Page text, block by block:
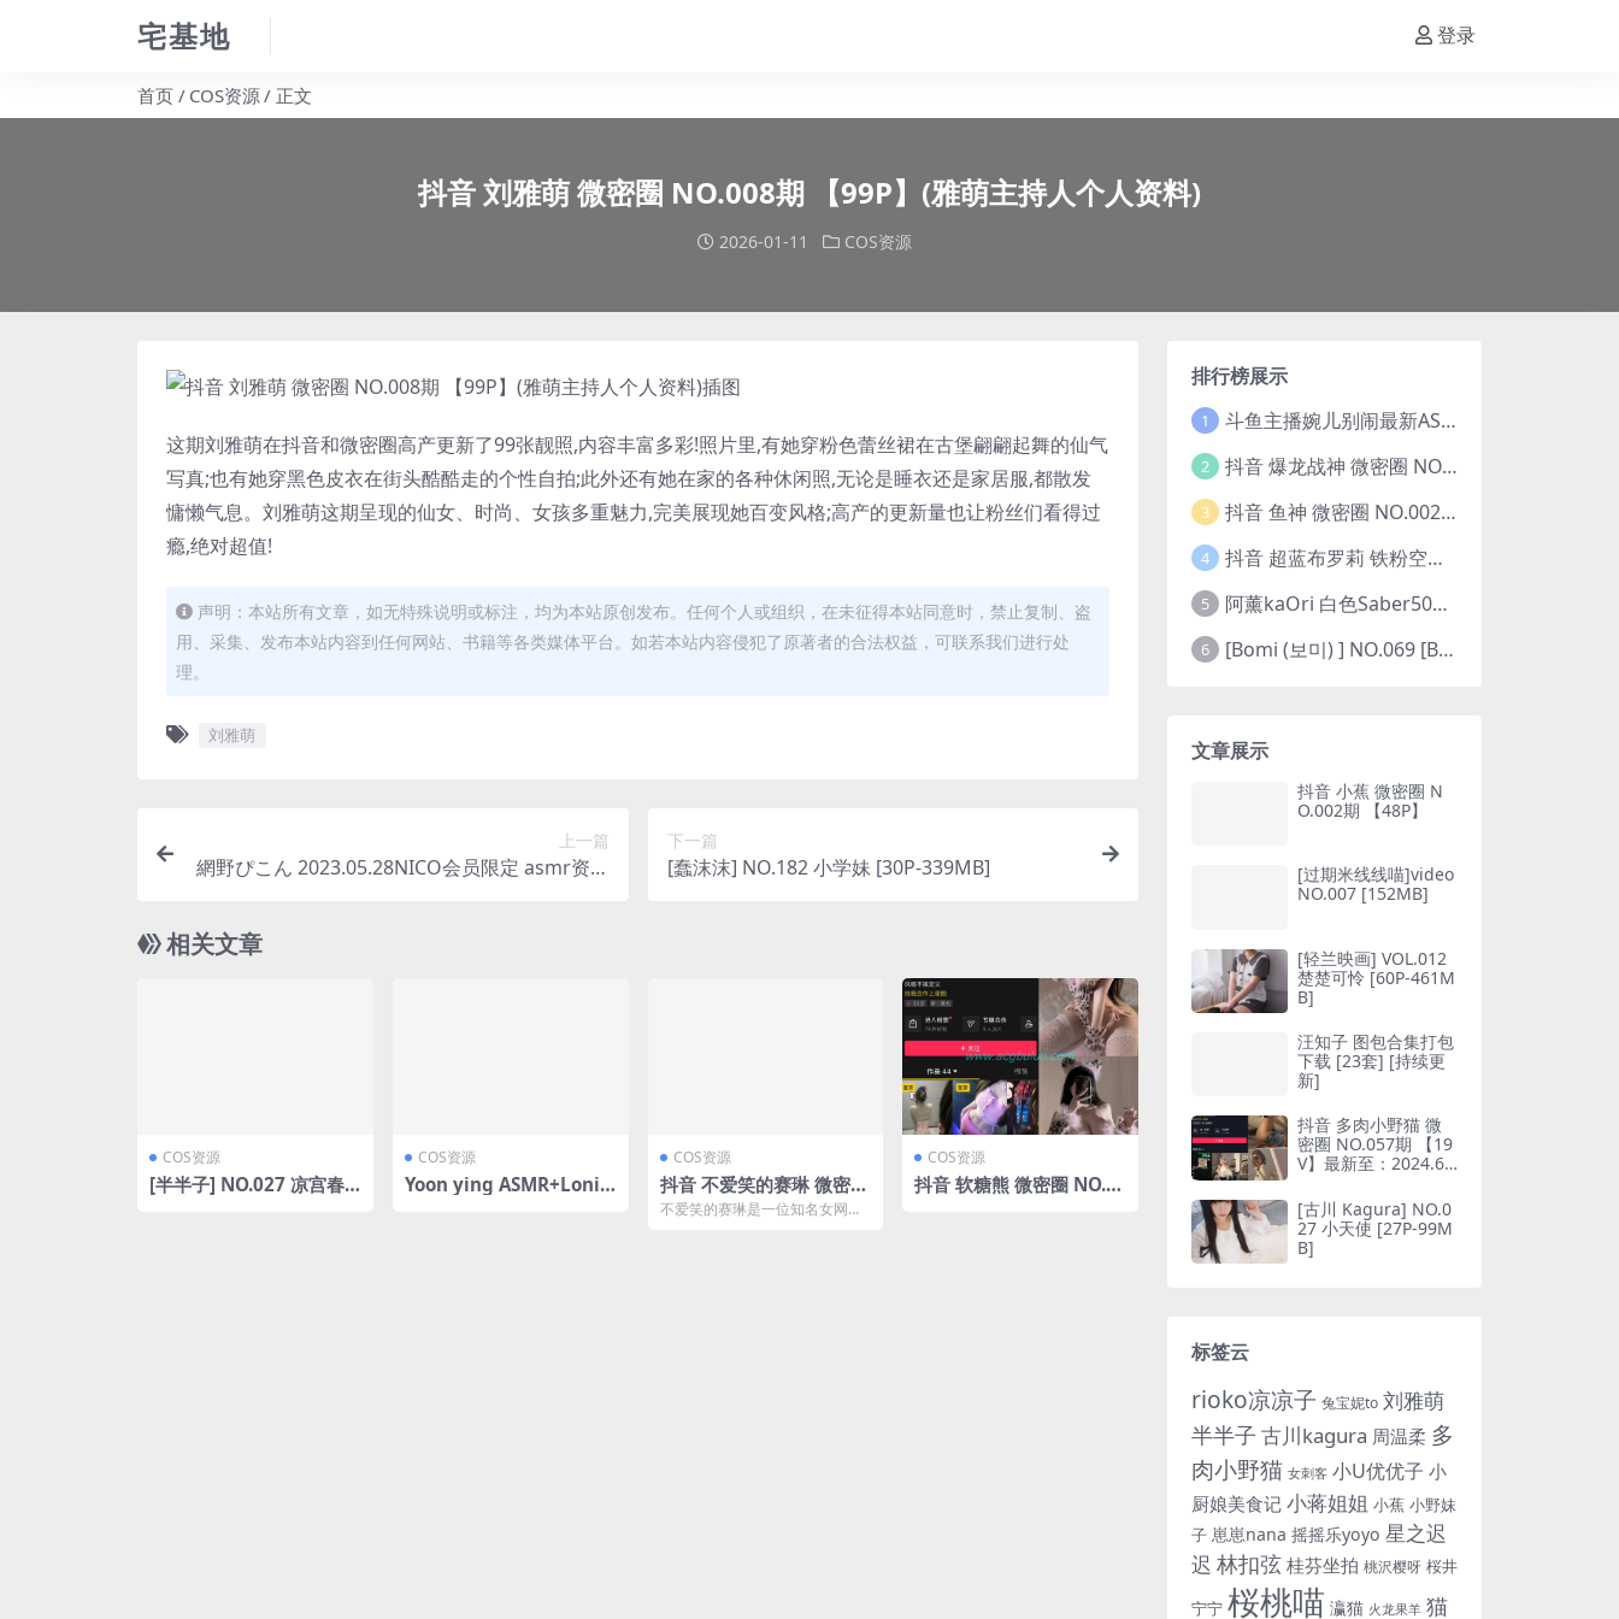
宅基地 登录
首页 COS资源 正文
抖音 刘雅萌 微密圈 NO.008期 【99P】(雅萌主持人个人资料)
2026-01-11 COS资源
这期刘雅萌在抖音和微密圈高产更新了99张靓照,内容丰富多彩!照片里,有她穿粉色蕾丝裙在古堡翩翩起舞的仙气
写真;也有她穿黑色皮衣在街头酷酷走的个性自拍;此外还有她在家的各种休闲照,无论是睡衣还是家居服,都散发
慵懒气息。 刘雅萌这期呈现的仙女、时尚、女孩多重魅力,完美展现她百变风格;高产的更新量也让粉丝们看得过
瘾,绝对超值!
声明：本站所有文章，如无特殊说明或标注，均为本站原创发布。任何个人或组织，在未征得本站同意时，禁止复制、盗
用、采集、发布本站内容到任何网站、书籍等各类媒体平台。如若本站内容侵犯了原著者的合法权益，可联系我们进行处
理。
刘雅萌
上一篇
網野ぴこん 2023.05.28NICO会员限定 asmr资源
下一篇
[蠢沫沫] NO.182 小学妹 [30P-339MB]
相关文章
COS资源
[半半子] NO.027 凉宫春
COS资源
Yoon ying ASMR+Lonik
COS资源
抖音 不爱笑的赛琳 微密圈
NO.006期 【32P7V 最新
不爱笑的赛琳是一位知名女网红,
COS资源
抖音 软糖熊 微密圈 NO.0
排行榜展示
1 斗鱼主播婉儿别闹最新ASMR钻石办卡火箭开箱视频+音频合集-47个资源打包下载 [39V-10.1GB]
2 抖音 爆龙战神 微密圈 NO.006期 【5P13V】最新至：2023.6.7(暴龙神和战龙皇)
3 抖音 鱼神 微密圈 NO.002期 【44P】(抖音鱼神微密猫)
4 抖音 超蓝布罗莉 铁粉空间 NO.002期 【45P5V】(抖音超蓝布罗利是真的吗)
5 阿薰kaOri 白色Saber50图(阿熏的歌)
6 [Bomi (보미) ] NO.069 [Bimilstory] Vol.19 See-through lingerie
文章展示
抖音 小蕉 微密圈 N
O.002期 【48P】
[过期米线线喵]video
NO.007 [152MB]
[轻兰映画] VOL.012
楚楚可怜 [60P-461M
B]
汪知子 图包合集打包
下载 [23套] [持续更
新]
抖音 多肉小野猫 微
密圈 NO.057期 【19
V】最新至：2024.6.
推特叫什么)
[古川 Kagura] NO.0
27 小天使 [27P-99M
B]
标签云
rioko凉凉子 兔宝妮to 刘雅萌
半半子 古川kagura 周温柔 多
肉小野猫 女刺客 小U优优子 小
厨娘美食记 小蒋姐姐 小蕉 小野妹
子 崽崽nana 摇摇乐yoyo 星之迟
迟 林扣弦 桂芬坐拍 桃沢樱呀 桜井
宁宁 桜桃喵 瀛猫 火龙果羊 猫